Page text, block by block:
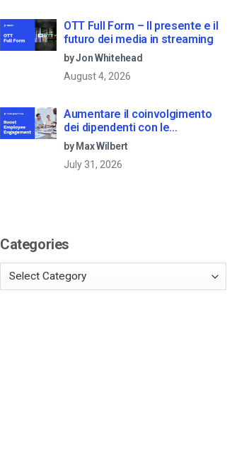
OTT Full Form – Il presente e il
futuro dei media in streaming
by Jon Whitehead
August 4, 2026
Aumentare il coinvolgimento
dei dipendenti con le
comunicazioni aziendali in live
streaming
by Max Wilbert
July 31, 2026
Categories